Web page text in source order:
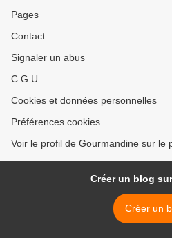
Pages
Contact
Signaler un abus
C.G.U.
Cookies et données personnelles
Préférences cookies
Voir le profil de Gourmandine sur le
Créer un blog
Créer un